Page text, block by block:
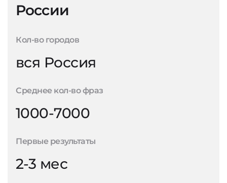
России
Кол-во городов
вся Россия
Среднее кол-во фраз
1000-7000
Первые результаты
2-3 мес